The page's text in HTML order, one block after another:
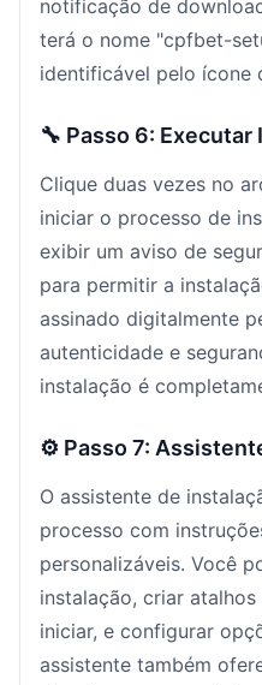
notificação de
terá o nome "cpfbet-
identificável pelo ícone
🔧 Passo 6: Executar
Clique duas vezes no
iniciar o processo de
exibir um aviso de
para permitir a
assinado digitalmente
autenticidade e
instalação é
⚙️ Passo 7:
O assistente de
processo com
personalizáveis. Você
instalação, criar
iniciar, e configurar
assistente também